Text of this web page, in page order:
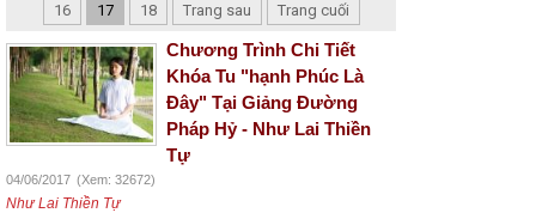
16
17 18 Trang sau Trang cuối
Chương Trình Chi Tiết
Khóa Tu "hạnh Phúc Là
Đây" Tại Giảng Đường
Pháp Hỷ - Như Lai Thiền
Tự
04/06/2017 (Xem: 32672)
Như Lai Thiền Tự